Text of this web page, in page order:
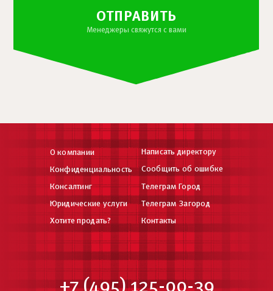
ОТПРАВИТЬ
Менеджеры свяжутся с вами
О компании
Конфиденциальность
Консалтинг
Юридические услуги
Хотите продать?
Написать директору
Сообщить об ошибке
Телеграм Город
Телеграм Загород
Контакты
+7 (495) 125-00-39